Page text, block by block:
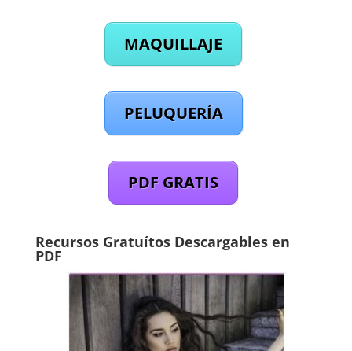
MAQUILLAJE
PELUQUERÍA
PDF GRATIS
Recursos Gratuítos Descargables en
PDF